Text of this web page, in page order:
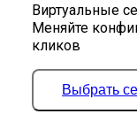
Виртуальные
Меняйте
кликов
Выбрать